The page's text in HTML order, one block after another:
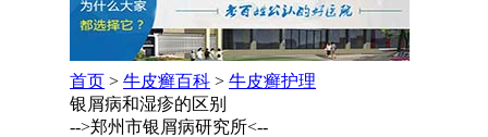
首页 > 牛皮癣百科 > 牛皮癣护理
银屑病和湿疹的区别
-->郑州市银屑病研究所<--